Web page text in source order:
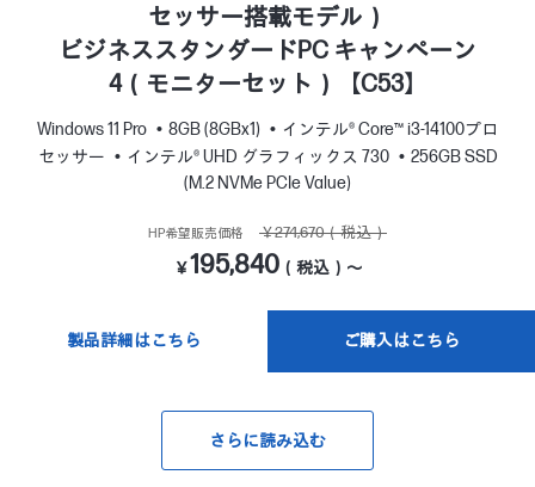
セッサー搭載モデル）
ビジネススタンダードPC キャンペーン
4（モニターセット）【C53】
Windows 11 Pro 8GB (8GBx1)
インテル® Core™ i3-14100プロ
セッサー
インテル® UHD グラフィックス 730
256GB SSD
(M.2 NVMe PCIe Value)
HP希望販売価格 ￥274,670（税込）
￥195,840（税込）～
製品詳細はこちら ご購入はこちら
さらに読み込む